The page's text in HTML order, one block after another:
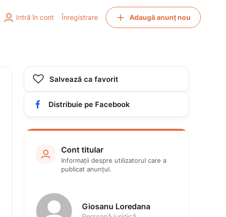
 Salvează ca favorit
 Distribuie pe Facebook
 Cont titular
Informații despre utilizatorul care a
publicat anunțul.
Giosanu Loredana
 Intră în cont Înregistrare  Adaugă anunț nou